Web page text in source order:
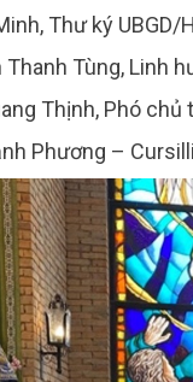
Thư ký
Tùng, Linh
Thịnh, Phó
Phương –